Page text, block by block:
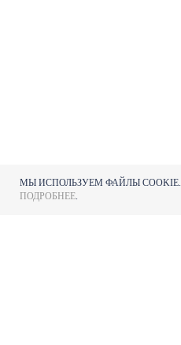
МЫ ИСПОЛЬЗУЕМ ФАЙЛЫ COOKIE.
ПОДРОБНЕЕ.